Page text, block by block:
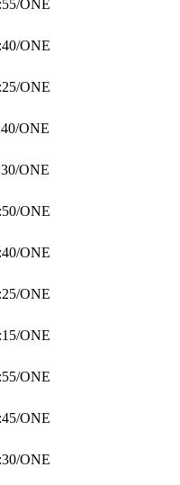
/ONE
/ONE
/ONE
/ONE
/ONE
/ONE
/ONE
/ONE
/ONE
/ONE
/ONE
/ONE